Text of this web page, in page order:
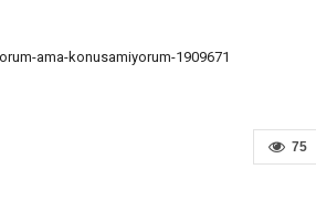
ama-konusamiyorum-1909671
75